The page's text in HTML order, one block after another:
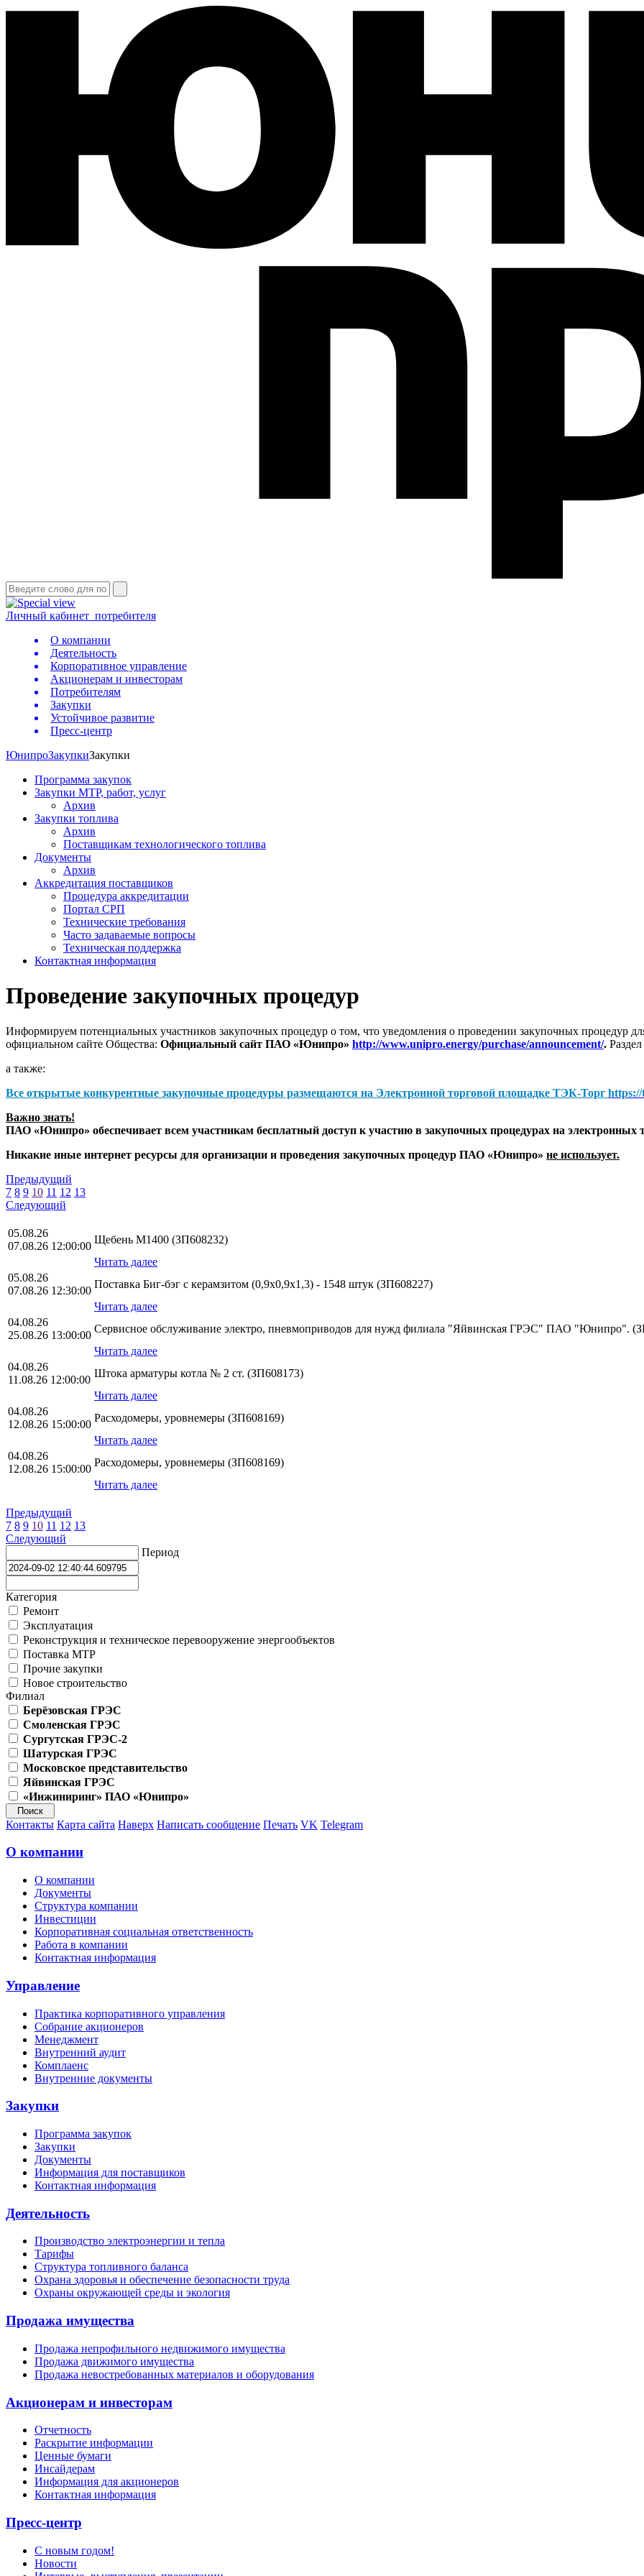
Личный кабинет потребителя
О компании
Деятельность
Корпоративное управление
Акционерам и инвесторам
Потребителям
Закупки
Устойчивое развитие
Пресс-центр
ЮнипроЗакупкиЗакупки
Программа закупок
Закупки МТР, работ, услуг
Архив
Закупки топлива
Архив
Поставщикам технологического топлива
Документы
Архив
Аккредитация поставщиков
Процедура аккредитации
Портал СРП
Технические требования
Часто задаваемые вопросы
Техническая поддержка
Контактная информация
Проведение закупочных процедур
Информируем потенциальных участников закупочных процедур о том, что уведомления о проведении закупочных
официальном сайте Общества: Официальный сайт ПАО «Юнипро» http://www.unipro.energy/purchase/announcement/.
а также:
Все открытые конкурентные закупочные процедуры размещаются на Электронной торговой площадке ТЭК-Торг
Важно знать!
ПАО «Юнипро» обеспечивает всем участникам бесплатный доступ к участию в закупочных процедурах на электронных
Никакие иные интернет ресурсы для организации и проведения закупочных процедур ПАО «Юнипро» не использует.
Предыдущий
7 8 9 10 11 12 13
Следующий
05.08.26
07.08.26 12:00:00
Щебень М1400 (ЗП608232)
Читать далее
05.08.26
07.08.26 12:30:00
Поставка Биг-бэг с керамзитом (0,9х0,9х1,3) - 1548 штук (ЗП608227)
Читать далее
04.08.26
25.08.26 13:00:00
Сервисное обслуживание электро, пневмоприводов для нужд филиала "Яйвинская ГРЭС" ПАО "Юнипро".
Читать далее
04.08.26
11.08.26 12:00:00
Штока арматуры котла № 2 ст. (ЗП608173)
Читать далее
04.08.26
12.08.26 15:00:00
Расходомеры, уровнемеры (ЗП608169)
Читать далее
04.08.26
12.08.26 15:00:00
Расходомеры, уровнемеры (ЗП608169)
Читать далее
Предыдущий
7 8 9 10 11 12 13
Следующий
Период
Категория
Ремонт
Эксплуатация
Реконструкция и техническое перевооружение энергообъектов
Поставка МТР
Прочие закупки
Новое строительство
Филиал
Берёзовская ГРЭС
Смоленская ГРЭС
Сургутская ГРЭС-2
Шатурская ГРЭС
Московское представительство
Яйвинская ГРЭС
«Инжиниринг» ПАО «Юнипро»
Контакты Карта сайта Наверх Написать сообщение Печать VK Telegram
О компании
О компании
Документы
Структура компании
Инвестиции
Корпоративная социальная ответственность
Работа в компании
Контактная информация
Управление
Практика корпоративного управления
Собрание акционеров
Менеджмент
Внутренний аудит
Комплаенс
Внутренние документы
Закупки
Программа закупок
Закупки
Документы
Информация для поставщиков
Контактная информация
Деятельность
Производство электроэнергии и тепла
Тарифы
Структура топливного баланса
Охрана здоровья и обеспечение безопасности труда
Охраны окружающей среды и экология
Продажа имущества
Продажа непрофильного недвижимого имущества
Продажа движимого имущества
Продажа невостребованных материалов и оборудования
Акционерам и инвесторам
Отчетность
Раскрытие информации
Ценные бумаги
Инсайдерам
Информация для акционеров
Контактная информация
Пресс-центр
С новым годом!
Новости